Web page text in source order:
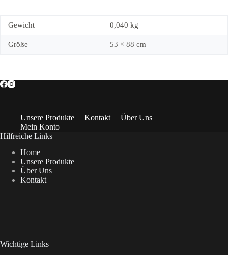
Gewicht 0,040 kg
Größe 53 × 88 cm
Unsere Produkte Kontakt
Über Uns
Mein Konto
Hilfreiche Links
Home
Unsere Produkte
Über Uns
Kontakt
Wichtige Links